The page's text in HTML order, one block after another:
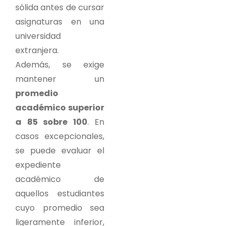
sólida antes de cursar
asignaturas en una
universidad
extranjera.
Además, se exige
mantener un
promedio
académico superior
a 85 sobre 100. En
casos excepcionales,
se puede evaluar el
expediente
académico de
aquellos estudiantes
cuyo promedio sea
ligeramente inferior,